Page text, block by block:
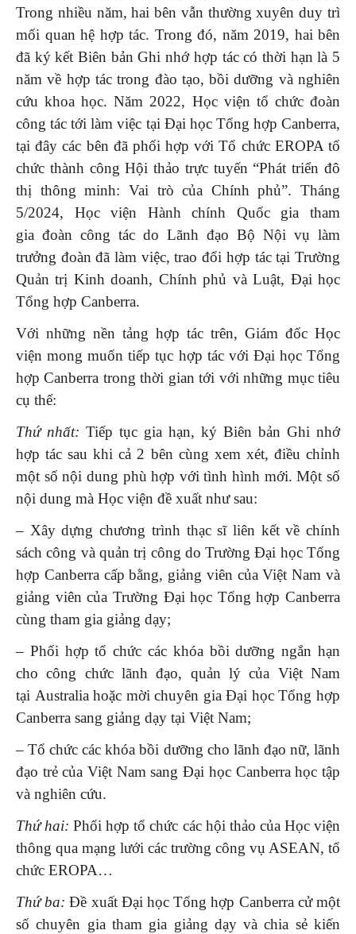
Trong nhiều năm, hai bên vẫn thường xuyên duy trì
mối quan hệ hợp tác. Trong đó, năm 2019, hai bên
đã ký kết Biên bản Ghi nhớ hợp tác có thời hạn là 5
năm về hợp tác trong đào tạo, bồi dưỡng và nghiên
cứu khoa học. Năm 2022, Học viện tổ chức đoàn
công tác tới làm việc tại Đại học Tổng hợp Canberra,
tại đây các bên đã phối hợp với Tổ chức EROPA tổ
chức thành công Hội thảo trực tuyến “Phát triển đô
thị thông minh: Vai trò của Chính phủ”. Tháng
5/2024, Học viện Hành chính Quốc gia tham
gia đoàn công tác do Lãnh đạo Bộ Nội vụ làm
trưởng đoàn đã làm việc, trao đổi hợp tác tại Trường
Quản trị Kinh doanh, Chính phủ và Luật, Đại học
Tổng hợp Canberra.
Với những nền tảng hợp tác trên, Giám đốc Học
viện mong muốn tiếp tục hợp tác với Đại học Tổng
hợp Canberra trong thời gian tới với những mục tiêu
cụ thể:
Thứ nhất: Tiếp tục gia hạn, ký Biên bản Ghi nhớ
hợp tác sau khi cả 2 bên cùng xem xét, điều chỉnh
một số nội dung phù hợp với tình hình mới. Một số
nội dung mà Học viện đề xuất như sau:
– Xây dựng chương trình thạc sĩ liên kết về chính
sách công và quản trị công do Trường Đại học Tổng
hợp Canberra cấp bằng, giảng viên của Việt Nam và
giảng viên của Trường Đại học Tổng hợp Canberra
cùng tham gia giảng dạy;
– Phối hợp tổ chức các khóa bồi dưỡng ngắn hạn
cho công chức lãnh đạo, quản lý của Việt Nam
tại Australia hoặc mời chuyên gia Đại học Tổng hợp
Canberra sang giảng dạy tại Việt Nam;
– Tổ chức các khóa bồi dưỡng cho lãnh đạo nữ, lãnh
đạo trẻ của Việt Nam sang Đại học Canberra học tập
và nghiên cứu.
Thứ hai:Phối hợp tổ chức các hội thảo của Học viện
thông qua mạng lưới các trường công vụ ASEAN, tổ
chức EROPA…
Thứ ba: Đề xuất Đại học Tổng hợp Canberra cử một
số chuyên gia tham gia giảng dạy và chia sẻ kiến